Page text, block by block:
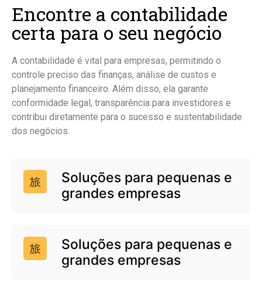
Encontre a contabilidade
certa para o seu negócio
A contabilidade é vital para empresas, permitindo o
controle preciso das finanças, análise de custos e
planejamento financeiro. Além disso, ela garante
conformidade legal, transparência para investidores e
contribui diretamente para o sucesso e sustentabilidade
dos negócios.
Soluções para pequenas e
grandes empresas
Soluções para pequenas e
grandes empresas